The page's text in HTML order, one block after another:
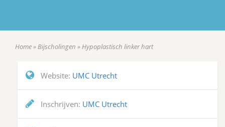
Home»Bijscholingen »Hypoplastisch linker hart
Website: UMC Utrecht
Inschrijven: UMC Utrecht